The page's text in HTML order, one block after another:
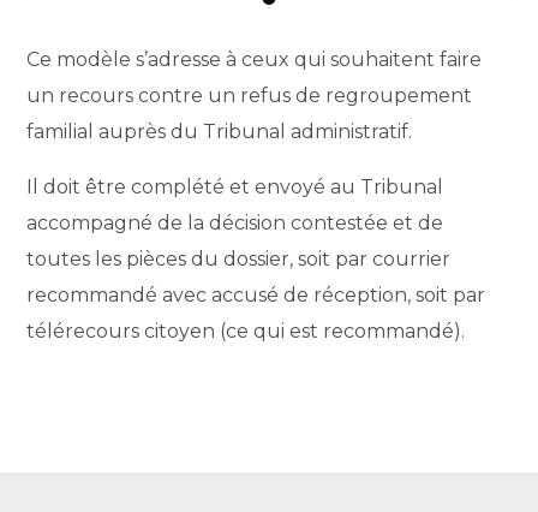
Ce modèle s’adresse à ceux qui souhaitent faire
un recours contre un refus de regroupement
familial auprès du Tribunal administratif.
Il doit être complété et envoyé au Tribunal
accompagné de la décision contestée et de
toutes les pièces du dossier, soit par courrier
recommandé avec accusé de réception, soit par
télérecours citoyen (ce qui est recommandé).